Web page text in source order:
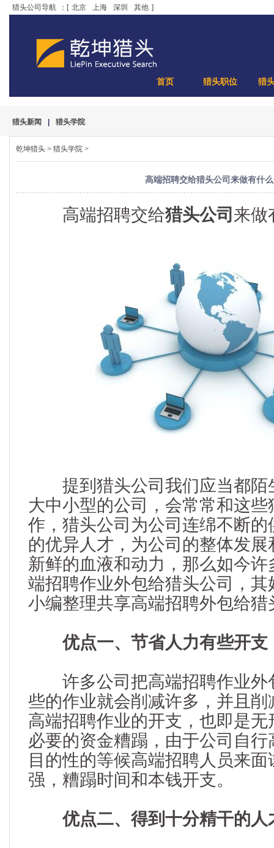
猎头公司导航 ：[ 北京 上海 深圳 其他 ]
首页 猎头职位 猎
猎头新闻 猎头学院
乾坤猎头 > 猎头学院 >
高端招聘交给猎头公司来做有什
高端招聘交给猎头公司 来做
提到猎头公司我们应当都陌
大中小型的公司，会常常和这
作，猎头公司为公司连绵不断
的优异人才，为公司的整体发
新鲜的血液和动力，那么如今
端招聘作业外包给猎头公司，
小编整理共享高端招聘外包给
优点一、节省人力有些开支
许多公司把高端招聘作业外
些的作业就会削减许多，并且
高端招聘作业的开支，也即是
必要的资金糟蹋，由于公司自
目的性的等候高端招聘人员来
强，糟蹋时间和本钱开支。
优点二、得到十分精干的人